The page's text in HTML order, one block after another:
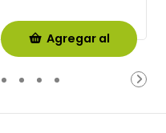
Agregar al
Carro